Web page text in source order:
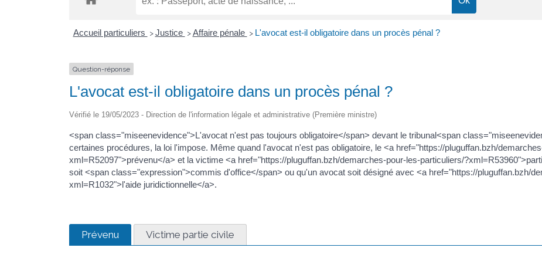
Accueil particuliers > Justice > Affaire pénale > L'avocat est-il obligatoire dans un procès pénal ?
Question-réponse
L'avocat est-il obligatoire dans un procès pénal ?
Vérifié le 19/05/2023 - Direction de l'information légale et administrative (Première ministre)
<span class="miseenevidence">L'avocat n'est pas toujours obligatoire</span> devant le tribunal<span
certaines procédures, la loi l'impose. Même quand l'avocat n'est pas obligatoire, le <a href="https://pluguffan.bzh/
xml=R52097">prévenu</a> et la victime <a href="https://pluguffan.bzh/demarches-pour-les-particuliers/
soit <span class="expression">commis d'office</span> ou qu'un avocat soit désigné avec <a href="https://pluguffan.bzh/
xml=R1032">l'aide juridictionnelle</a>.
Prévenu Victime partie civile